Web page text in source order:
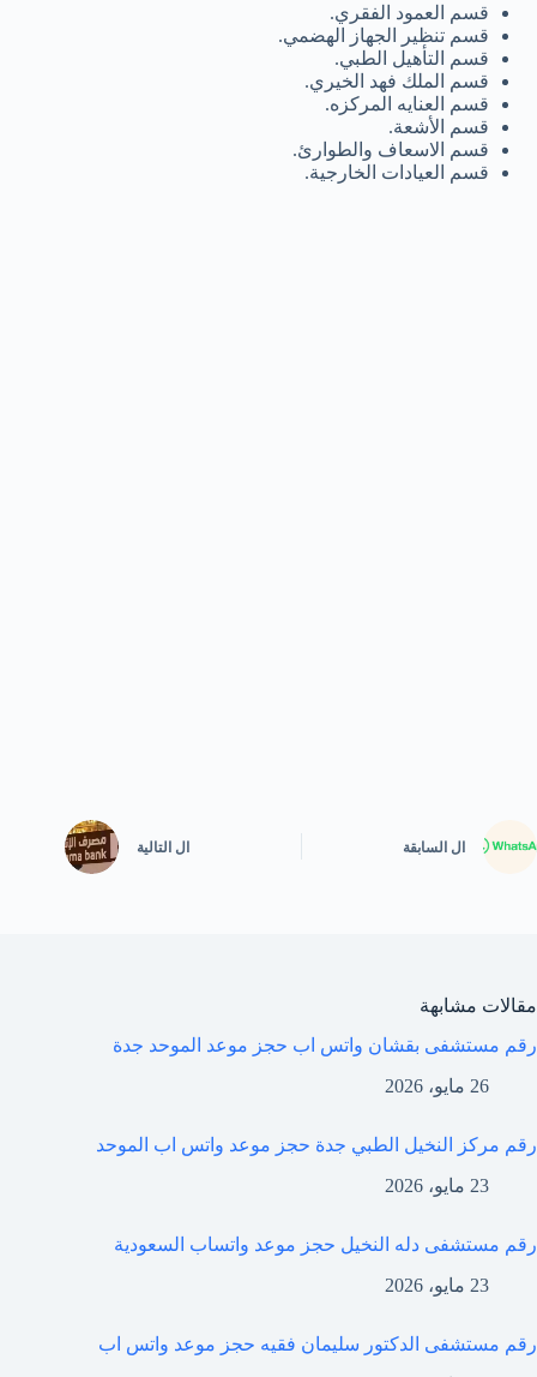
قسم العمود الفقري.
قسم تنظير الجهاز الهضمي.
قسم التأهيل الطبي.
قسم الملك فهد الخيري.
قسم العنايه المركزه.
قسم الأشعة.
قسم الاسعاف والطوارئ.
قسم العيادات الخارجية.
ال السابقة ال التالية
مقالات مشابهة
رقم مستشفى بقشان واتس اب حجز موعد الموحد جدة
26 مايو، 2026
رقم مركز النخيل الطبي جدة حجز موعد واتس اب الموحد
23 مايو، 2026
رقم مستشفى دله النخيل حجز موعد واتساب السعودية
23 مايو، 2026
رقم مستشفى الدكتور سليمان فقيه حجز موعد واتس اب